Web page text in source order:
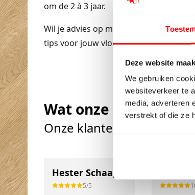
Deze website
We gebruiken
websiteverkeer te
media, adverteren
verstrekt of die ze
om de 2 à 3 jaar.
Wil je advies op maat? In onze
tips voor jouw vloer.
Wat onze klanten
Onze klanten beoordelen
Hester Schaap
5/5